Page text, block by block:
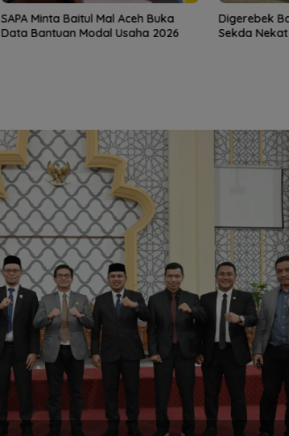
SAPA Minta Baitul Mal Aceh Buka
Data Bantuan Modal Usaha 2026
Digerebek
Sekda